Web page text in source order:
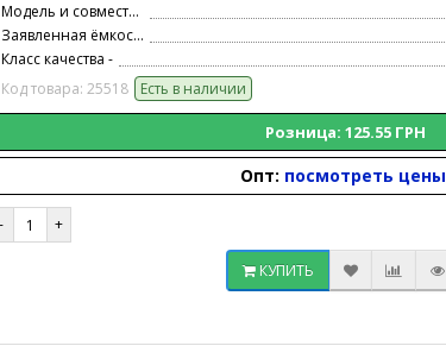
Модель и совместимость -
Заявленная ёмкость -
Класс качества -
Код товара: 25518
Есть в наличии
Розница: 125.55 ГРН
Опт: посмотреть цены
КУПИТЬ